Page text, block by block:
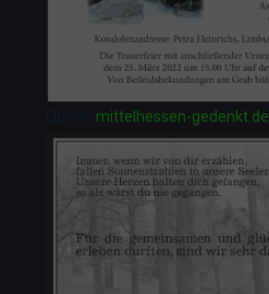
mittelhessen-gedenkt.de